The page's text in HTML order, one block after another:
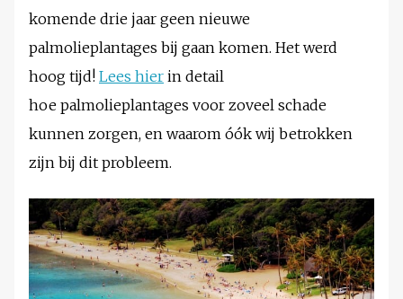
komende drie jaar geen nieuwe
palmolieplantages bij gaan komen. Het werd
hoog tijd! Lees hier in detail
hoe palmolieplantages voor zoveel schade
kunnen zorgen, en waarom óók wij betrokken
zijn bij dit probleem.